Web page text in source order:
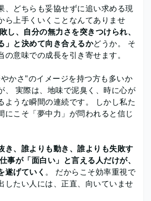
、どちらも妥協せずに追い求める現
ら上手くいくことなんてありませ
し、自分の無力さを突きつけられ、
」と決めて向き合えるかどうか。 そ
の意味での成長を引き寄せます。
かさ"のイメージを持つ方も多いか
、 実際は、地味で泥臭く、時に心が
ような瞬間の連続です。 しかし私た
にこそ「夢中力」が問われると信じ
き、誰よりも動き、誰よりも失敗す
仕事が「面白い」と言える人だけが、
遂げていく 。 だからこそ効率重視で
したい人には、正直、向いていませ